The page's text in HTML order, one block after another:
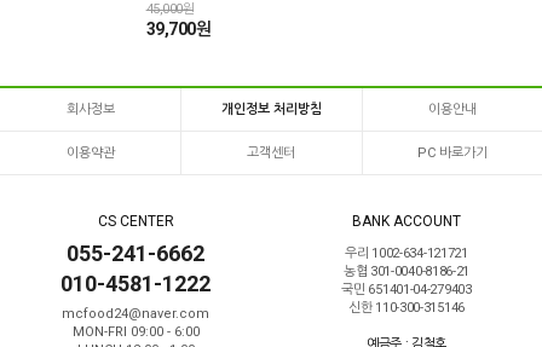
45,000원
39,700원
회사정보 개인정보 처리방침 이용안내
이용약관 고객센터 PC 바로가기
CS CENTER
055-241-6662
010-4581-1222
mcfood24@naver.com
MON-FRI 09:00 - 6:00
BANK ACCOUNT
우리 1002-634-121721
농협 301-0040-8186-21
국민 651401-04-279403
신한 110-300-315146